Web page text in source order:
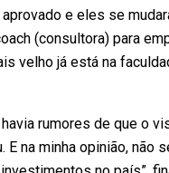
e eles se
(consultora) para
velho já está na
rumores de que o
E na minha opinião,